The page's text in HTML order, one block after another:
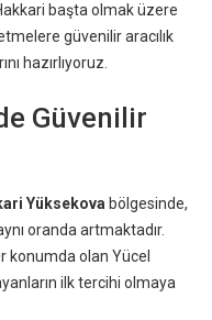
başta olmak üzere
güvenilir aracılık
hazırlıyoruz.
Güvenilir
Yüksekova bölgesinde,
oranda artmaktadır.
konumda olan Yücel
ilk tercihi olmaya